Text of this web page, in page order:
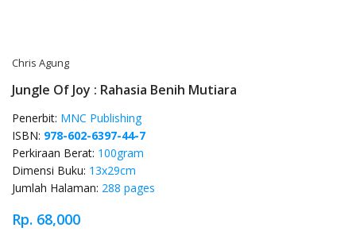
Chris Agung
Jungle Of Joy : Rahasia Benih Mutiara
Penerbit: MNC Publishing
ISBN: 978-602-6397-44-7
Perkiraan Berat: 100gram
Dimensi Buku: 13x29cm
Jumlah Halaman: 288 pages
Rp. 68,000